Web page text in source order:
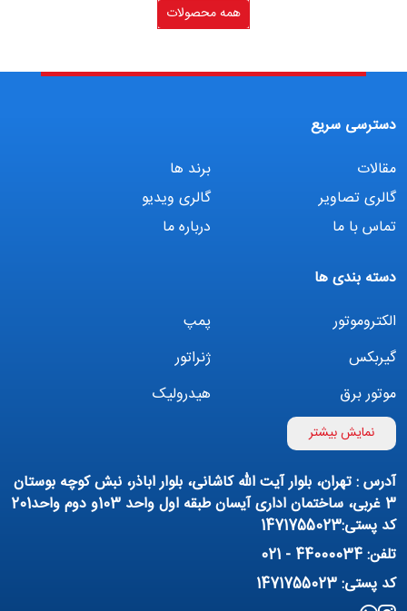
همه محصولات
دسترسی سریع
مقالات
برند ها
گالری تصاویر
گالری ویدیو
تماس با ما
درباره ما
دسته بندی ها
الکتروموتور
پمپ
گیربکس
ژنراتور
موتور برق
هیدرولیک
اینورتر
تهویه مطبوع
پمپ هواده
پمپ وکیوم
فیلتراسیون و تصفیه
منبع آب (تانکر آب)
نمایش بیشتر
آدرس : تهران، بلوار آیت الله کاشانی، بلوار اباذر، نبش کوچه بوستان
3 غربی، ساختمان اداری آیسان طبقه اول واحد 103و دوم واحد201
کد پستی:1471755023
تلفن: 44000034 - 021
کد پستی: 1471755023